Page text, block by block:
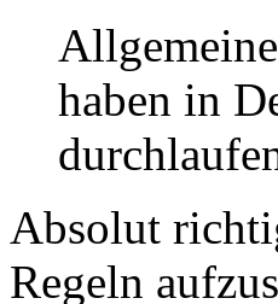
haben in
Absolut
Regeln